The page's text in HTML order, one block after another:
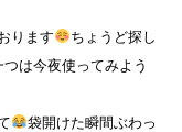
ります
ちょうど探し
つは今夜使ってみよう
袋開けた瞬間ぶわっ